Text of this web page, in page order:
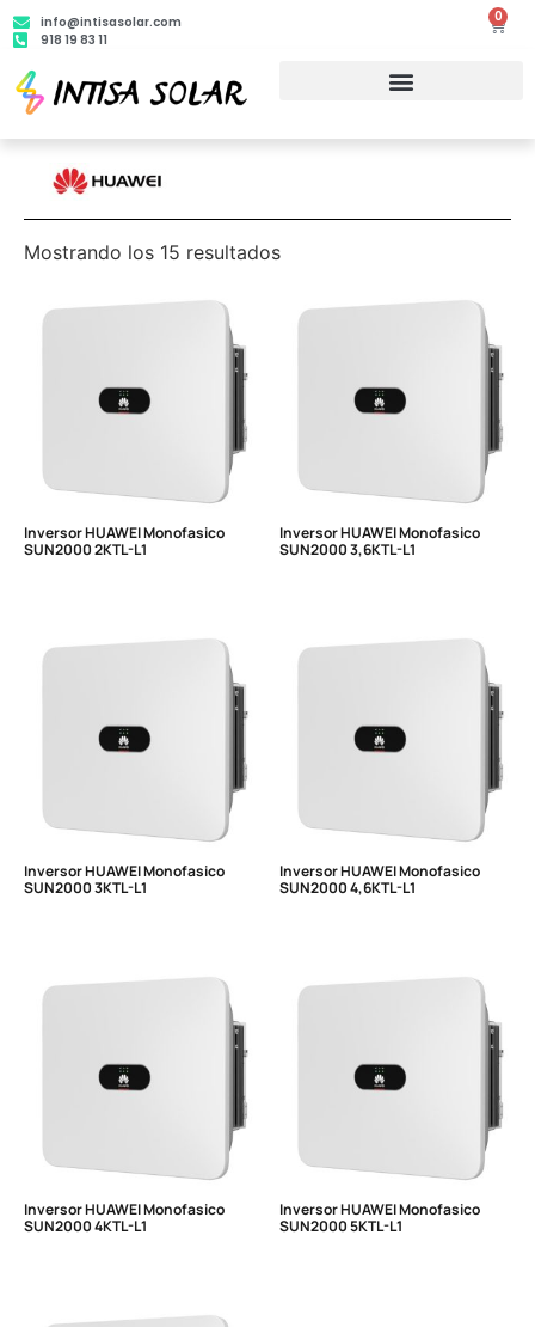
info@intisasolar.com
918 19 83 11
0
Mostrando los 15 resultados
Inversor HUAWEI Monofasico
SUN2000 2KTL-L1
Inversor HUAWEI Monofasico
SUN2000 3,6KTL-L1
Inversor HUAWEI Monofasico
SUN2000 3KTL-L1
Inversor HUAWEI Monofasico
SUN2000 4,6KTL-L1
Inversor HUAWEI Monofasico
SUN2000 4KTL-L1
Inversor HUAWEI Monofasico
SUN2000 5KTL-L1